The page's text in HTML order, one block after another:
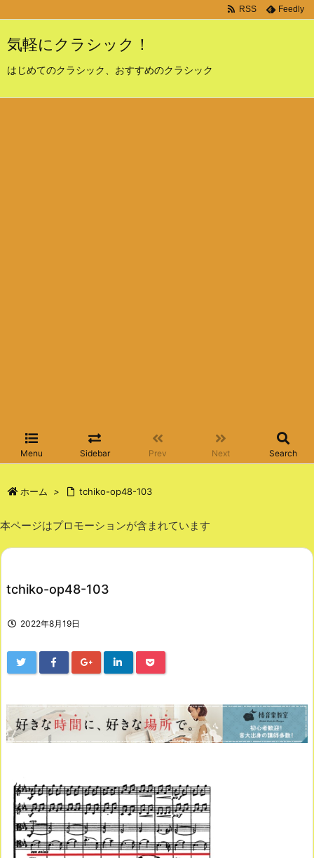
気軽にクラシック！
はじめてのクラシック、おすすめのクラシック
Menu Sidebar Prev Next Search
RSS Feedly
ホーム > tchiko-op48-103
本ページはプロモーションが含まれています
tchiko-op48-103
2022年8月19日